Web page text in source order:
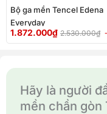
Bộ ga mền Tencel Edena
Everyday
2.530.000₫
1.872.000₫
là:
Hãy là người
mền chần gòn